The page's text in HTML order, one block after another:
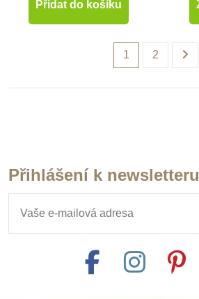
Přidat do košíku
1 2
Přihlášení k newsletteru